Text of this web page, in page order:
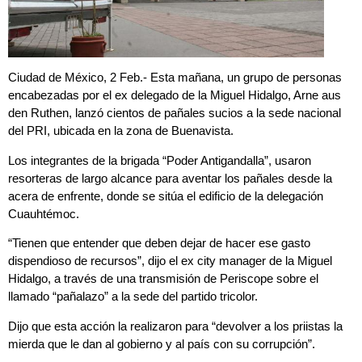
Ciudad de México, 2 Feb.- Esta mañana, un grupo de personas
encabezadas por el ex delegado de la Miguel Hidalgo, Arne aus
den Ruthen, lanzó cientos de pañales sucios a la sede nacional
del PRI, ubicada en la zona de Buenavista.
Los integrantes de la brigada “Poder Antigandalla”, usaron
resorteras de largo alcance para aventar los pañales desde la
acera de enfrente, donde se sitúa el edificio de la delegación
Cuauhtémoc.
“Tienen que entender que deben dejar de hacer ese gasto
dispendioso de recursos”, dijo el ex city manager de la Miguel
Hidalgo, a través de una transmisión de Periscope sobre el
llamado “pañalazo” a la sede del partido tricolor.
Dijo que esta acción la realizaron para “devolver a los priistas la
mierda que le dan al gobierno y al país con su corrupción”.